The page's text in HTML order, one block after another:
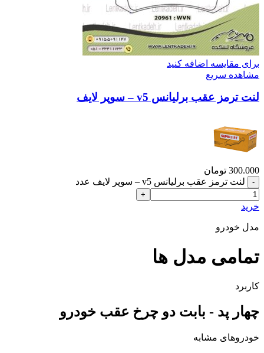
برای مقایسه اضافه کنید
مشاهده سریع
لنت ترمز عقب برلیانس v5 – سوپر لایف
300.000 تومان
لنت ترمز عقب برلیانس v5 – سوپر لایف عدد
خرید
مدل خودرو
تمامی مدل ها
کاربرد
چهار پد - بابت دو چرخ عقب خودرو
خودروهای مشابه